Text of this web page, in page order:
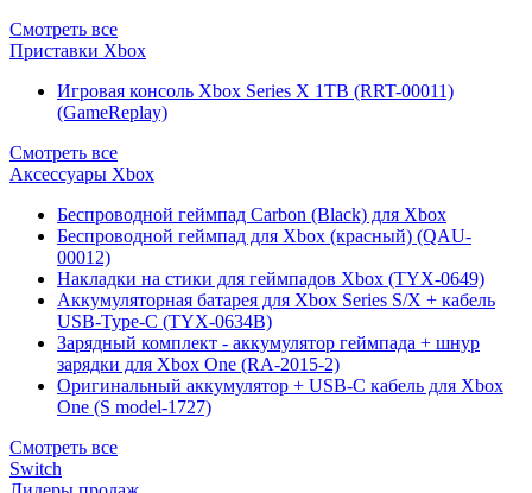
Смотреть все
Приставки Xbox
Игровая консоль Xbox Series X 1TB (RRT-00011)
(GameReplay)
Смотреть все
Аксессуары Xbox
Беспроводной геймпад Carbon (Black) для Xbox
Беспроводной геймпад для Xbox (красный) (QAU-
00012)
Накладки на стики для геймпадов Xbox (TYX-0649)
Аккумуляторная батарея для Xbox Series S/X + кабель
USB-Type-C (TYX-0634B)
Зарядный комплект - аккумулятор геймпада + шнур
зарядки для Xbox One (RA-2015-2)
Оригинальный аккумулятор + USB-C кабель для Xbox
One (S model-1727)
Смотреть все
Switch